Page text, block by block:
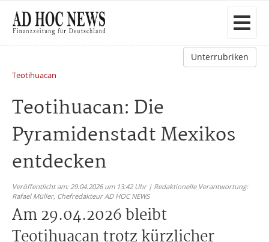
Unterrubriken
Teotihuacan
Teotihuacan: Die
Pyramidenstadt Mexikos
entdecken
Veröffentlicht am: 29.04.2026 um 13:42 Uhr | Redaktionelle Verantwortung:
Rafael Müller, Chefredakteur AD HOC NEWS
Am 29.04.2026 bleibt
Teotihuacan trotz kürzlicher